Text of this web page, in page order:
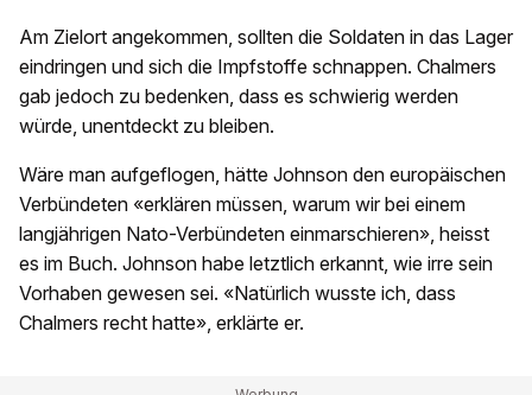
Am Zielort angekommen, sollten die Soldaten in das Lager
eindringen und sich die Impfstoffe schnappen. Chalmers
gab jedoch zu bedenken, dass es schwierig werden
würde, unentdeckt zu bleiben.
Wäre man aufgeflogen, hätte Johnson den europäischen
Verbündeten «erklären müssen, warum wir bei einem
langjährigen Nato-Verbündeten einmarschieren», heisst
es im Buch. Johnson habe letztlich erkannt, wie irre sein
Vorhaben gewesen sei. «Natürlich wusste ich, dass
Chalmers recht hatte», erklärte er.